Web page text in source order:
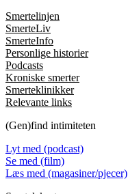
Smertelinjen
SmerteLiv
SmerteInfo
Personlige historier
Podcasts
Kroniske smerter
Smerteklinikker
Relevante links
(Gen)find intimiteten
Lyt med (podcast)
Se med (film)
Læs med (magasiner/pjecer)